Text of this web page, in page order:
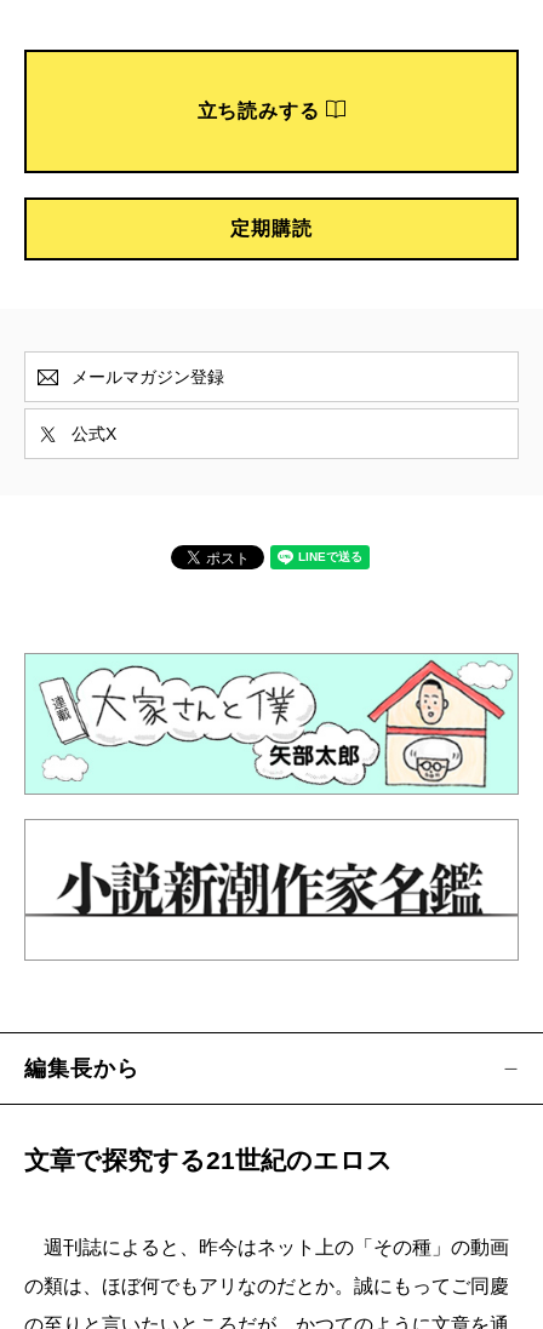
／あなたの惑星
くれている
◆森 美樹／やわらかい棘
――母が死んだのに涙も出ない私。代わりに泣い
たのは――
／トリップ・トゥ・ザ・ストリップ
へようこそ
〈対談〉
花房観音×
／聖と性――日本のエロティ
シズム――
――官能小説家と政治学者。それぞれの視座で性
を語りつくす
【新連載小説】
――新幹線を売り込めば中国に敗北。赤字路線は
次々と廃線。じり貧続きの鉄道王国を再建する秘
策が、北海道にあるというのだが
【新企画 連続インタビュー】
井ふく子の巻・前編
送だった……そんな時代を創った先達たちに聞い
立ち読みする
定期購読
メールマガジン登録
公式X
編集長から
文章で探究する21世紀のエロス
週刊誌によると、昨今はネット上の「その種」の動画
の類は、ほぼ何でもアリなのだとか。誠にもってご同慶